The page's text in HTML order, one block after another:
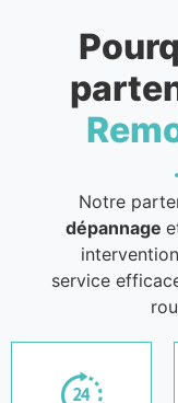
Notre
dépannage
service